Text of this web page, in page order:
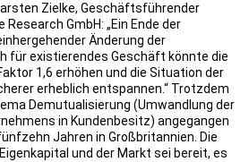
Zielke, Geschäftsführender
GmbH: „Ein Ende der
Änderung der
für existierendes Geschäft könnte die
1,6 erhöhen und die Situation der
erheblich entspannen.“ Trotzdem
Demutualisierung (Umwandlung der
in Kundenbesitz) angegangen
Jahren in Großbritannien. Die
und der Markt sei bereit, es